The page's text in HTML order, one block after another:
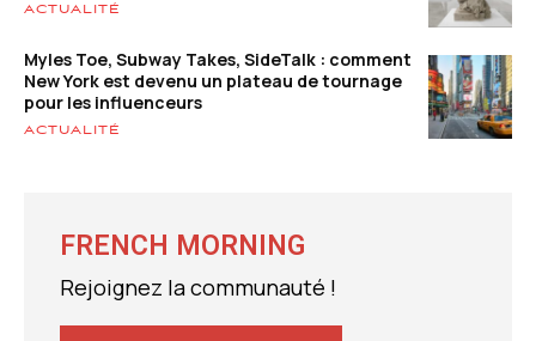
ACTUALITÉ
Myles Toe, Subway Takes, SideTalk : comment
New York est devenu un plateau de tournage
pour les influenceurs
ACTUALITÉ
FRENCH MORNING
Rejoignez la communauté !